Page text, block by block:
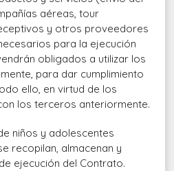
aéreas, tour
y otros proveedores
para la ejecución
obligados a utilizar los
para dar cumplimiento
ello, en virtud de los
los terceros anteriormente.
niños y adolescentes
recopilan, almacenan y
ejecución del Contrato.